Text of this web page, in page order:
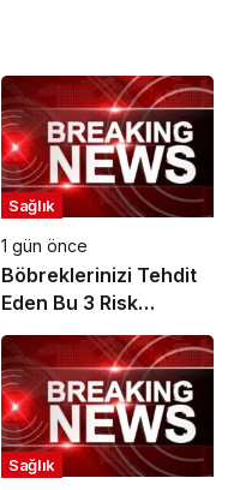
Sağlık
1 gün önce
Böbreklerinizi Tehdit
Eden Bu 3 Risk
Faktörüne Dikkat!
Sağlık